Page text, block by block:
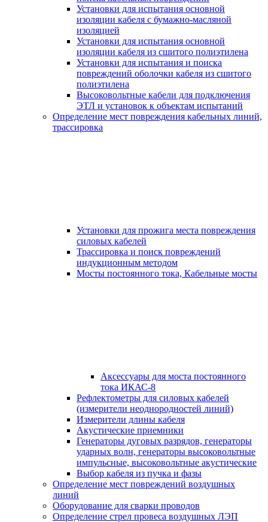
Установки для испытания основной
изоляции кабеля с бумажно-масляной
изоляцией
Установки для испытания основной
изоляции кабеля из сшитого полиэтилена
Установки для испытания и поиска
повреждений оболочки кабеля из сшитого
полиэтилена
Высоковольтные кабели для подключения
ЭТЛ и установок к объектам испытаний
Определение мест повреждения кабельных линий,
трассировка
Установки для прожига места повреждения
силовых кабелей
Трассировка и поиск повреждений
индукционным методом
Мосты постоянного тока, Кабельные мосты
Аксессуары для моста постоянного
тока ИКАС-8
Рефлектометры для силовых кабелей
(измерители неоднородностей линий)
Измерители длины кабеля
Акустические приемники
Генераторы дуговых разрядов, генераторы
ударных волн, генераторы высоковольтные
импульсные, высоковольтные акустические
Выбор кабеля из пучка и фазы
Определение мест повреждений воздушных
линий
Оборудование для сварки проводов
Определение стрел провеса воздушных ЛЭП